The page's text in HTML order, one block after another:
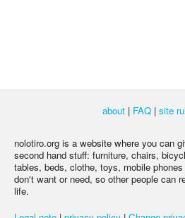
about | FAQ | site
nolotiro.org is a website where you can
second hand stuff: furniture, chairs,
tables, beds, clothe, toys, mobile
don't want or need, so other people can
life.